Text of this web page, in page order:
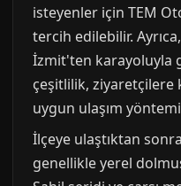
isteyenler için TEM
tercih edilebilir.
İzmit'ten karayoluyla
çeşitlilik,
uygun ulaşım
İlçeye ulaştıktan
genellikle yerel